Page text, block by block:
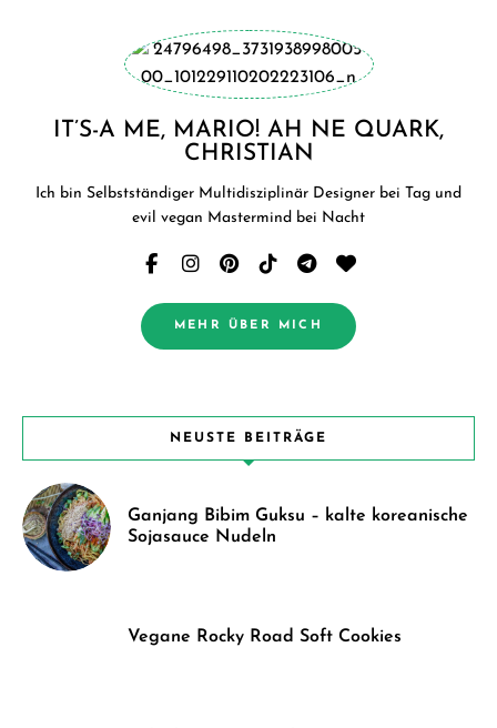
IT’S-A ME, MARIO! AH NE QUARK,
CHRISTIAN
Ich bin Selbstständiger Multidisziplinär Designer bei Tag und
evil vegan Mastermind bei Nacht
MEHR ÜBER MICH
NEUSTE BEITRÄGE
Ganjang Bibim Guksu – kalte koreanische
Sojasauce Nudeln
Vegane Rocky Road Soft Cookies